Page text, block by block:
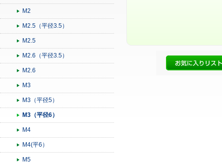
M2
M2.5（平径3.5）
M2.5
M2.6（平径3.5）
M2.6
M3
M3（平径5）
M3（平径6）
M4
M4(平6）
M5